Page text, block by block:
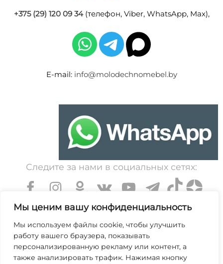
Мы ценим вашу конфиденциальность
Мы используем файлы cookie, чтобы улучшить
работу вашего браузера, показывать
персонализированную рекламу или контент, а
также анализировать трафик. Нажимая кнопку
+375 (29) 120 09 34(телефон, Viber, WhatsApp, Max),
E-mail: info@molodechnomebel.by
Следите за нами в социальных сетях:
УНП 600203065. Свидетельство о государственной
регистрации № 364 от 7 декабря 1999 выдано